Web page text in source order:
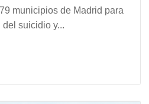
municipios de Madrid para
suicidio y...